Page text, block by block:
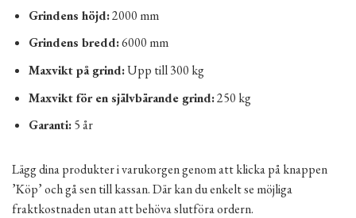
Grindens höjd:2000 mm
Grindens bredd:6000 mm
Maxvikt på grind:Upp till 300 kg
Maxvikt för en självbärande grind:250 kg
Garanti:5 år
Lägg dina produkter i varukorgen genom att klicka på knappen
’Köp’ och gå sen till kassan. Där kan du enkelt se möjliga
fraktkostnaden utan att behöva slutföra ordern.